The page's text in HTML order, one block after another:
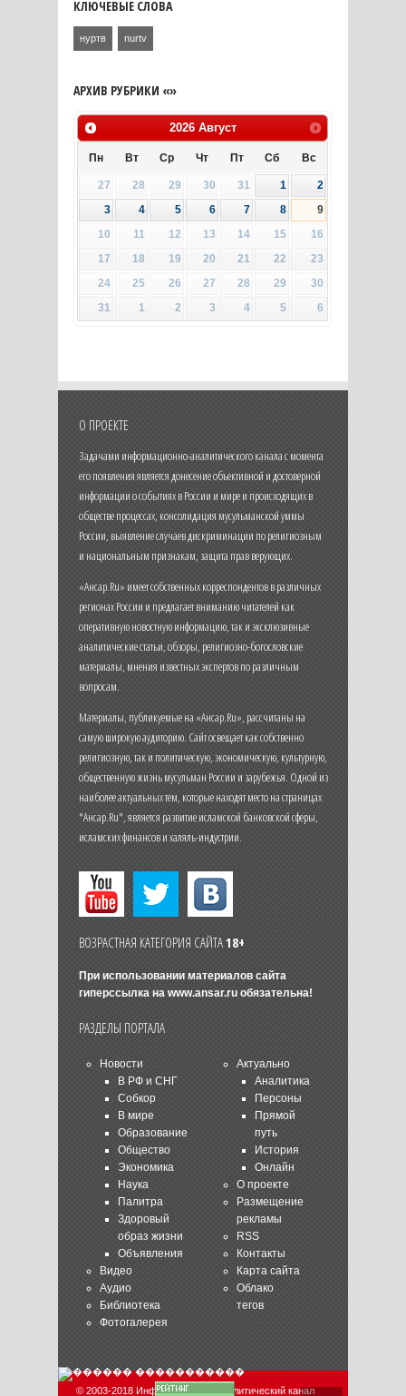
КЛЮЧЕВЫЕ СЛОВА
нуртв nurtv
АРХИВ РУБРИКИ «»
2026 Август
Пн Вт Ср Чт Пт Сб Вс
27 28 29 30 31 1
2
3
4 5 6 7 8
9
10
11 12 13 14 15
16
17
18 19 20 21 22
23
24
25 26 27 28 29
30
31
1 2 3 4 5 6
О ПРОЕКТЕ
Задачами информационно-аналитического канала с момента
его появления является донесение объективной и достоверной
информации о событиях в России и мире и происходящих в
обществе процессах, консолидация мусульманской уммы
России, выявление случаев дискриминации по религиозным
и национальным признакам, защита прав верующих.
«Ансар.Ru» имеет собственных корреспондентов в различных
регионах России и предлагает вниманию читателей как
оперативную новостную информацию, так и эксклюзивные
аналитические статьи, обзоры, религиозно-богословские
материалы, мнения известных экспертов по различным
вопросам.
Материалы, публикуемые на «Ансар.Ru», рассчитаны на
самую широкую аудиторию. Сайт освещает как собственно
религиозную, так и политическую, экономическую, культурную,
общественную жизнь мусульман России и зарубежья. Одной из
наиболее актуальных тем, которые находят место на страницах
"Ансар.Ru", является развитие исламской банковской сферы,
исламских финансов и халяль-индустрии.
ВОЗРАСТНАЯ КАТЕГОРИЯ САЙТА18+
При использовании материалов сайта
гиперссылка на www.ansar.ruобязательна!
РАЗДЕЛЫ ПОРТАЛА
Новости
В РФ и СНГ
Собкор
В мире
Образование
Общество
Экономика
Наука
Палитра
Здоровый
образ жизни
Объявления
Видео
Аудио
Библиотека
Фотогалерея
Актуально
Аналитика
Персоны
Прямой
путь
История
Онлайн
О проекте
Размещение
рекламы
RSS
Контакты
Карта сайта
Облако
тегов
© 2003-2018 Информационно-аналитический канал